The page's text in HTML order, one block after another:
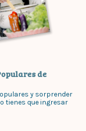
de
y sorprender
tienes que ingresar